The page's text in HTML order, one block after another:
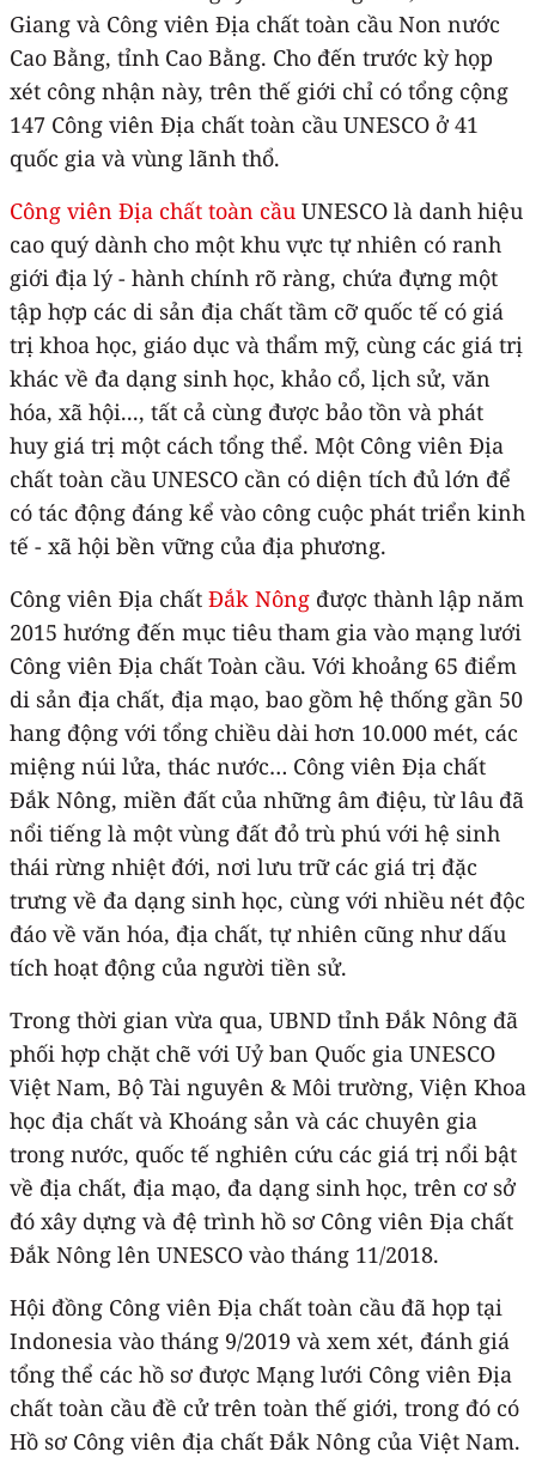
Giang và Công viên Địa chất toàn cầu Non nước
Cao Bằng, tỉnh Cao Bằng. Cho đến trước kỳ họp
xét công nhận này, trên thế giới chỉ có tổng cộng
147 Công viên Địa chất toàn cầu UNESCO ở 41
quốc gia và vùng lãnh thổ.
Công viên Địa chất toàn cầu UNESCO là danh hiệu
cao quý dành cho một khu vực tự nhiên có ranh
giới địa lý - hành chính rõ ràng, chứa đựng một
tập hợp các di sản địa chất tầm cỡ quốc tế có giá
trị khoa học, giáo dục và thẩm mỹ, cùng các giá trị
khác về đa dạng sinh học, khảo cổ, lịch sử, văn
hóa, xã hội..., tất cả cùng được bảo tồn và phát
huy giá trị một cách tổng thể. Một Công viên Địa
chất toàn cầu UNESCO cần có diện tích đủ lớn để
có tác động đáng kể vào công cuộc phát triển kinh
tế - xã hội bền vững của địa phương.
Công viên Địa chất Đắk Nông được thành lập năm
2015 hướng đến mục tiêu tham gia vào mạng lưới
Công viên Địa chất Toàn cầu. Với khoảng 65 điểm
di sản địa chất, địa mạo, bao gồm hệ thống gần 50
hang động với tổng chiều dài hơn 10.000 mét, các
miệng núi lửa, thác nước… Công viên Địa chất
Đắk Nông, miền đất của những âm điệu, từ lâu đã
nổi tiếng là một vùng đất đỏ trù phú với hệ sinh
thái rừng nhiệt đới, nơi lưu trữ các giá trị đặc
trưng về đa dạng sinh học, cùng với nhiều nét độc
đáo về văn hóa, địa chất, tự nhiên cũng như dấu
tích hoạt động của người tiền sử.
Trong thời gian vừa qua, UBND tỉnh Đắk Nông đã
phối hợp chặt chẽ với Uỷ ban Quốc gia UNESCO
Việt Nam, Bộ Tài nguyên & Môi trường, Viện Khoa
học địa chất và Khoáng sản và các chuyên gia
trong nước, quốc tế nghiên cứu các giá trị nổi bật
về địa chất, địa mạo, đa dạng sinh học, trên cơ sở
đó xây dựng và đệ trình hồ sơ Công viên Địa chất
Đắk Nông lên UNESCO vào tháng 11/2018.
Hội đồng Công viên Địa chất toàn cầu đã họp tại
Indonesia vào tháng 9/2019 và xem xét, đánh giá
tổng thể các hồ sơ được Mạng lưới Công viên Địa
chất toàn cầu đề cử trên toàn thế giới, trong đó có
Hồ sơ Công viên địa chất Đắk Nông của Việt Nam.